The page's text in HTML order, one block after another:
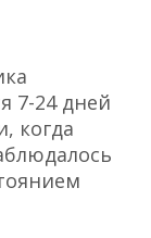
7-24 дней
когда